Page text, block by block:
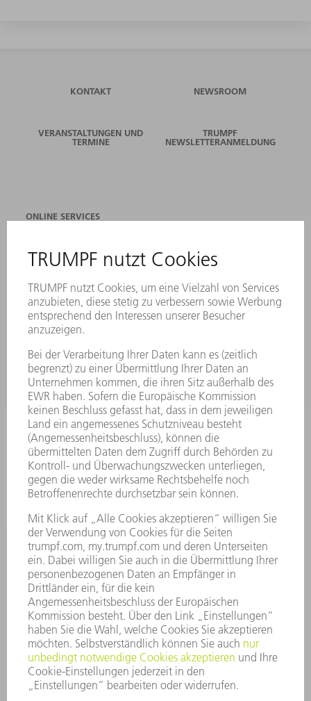
KONTAKT NEWSROOM
VERANSTALTUNGEN UND
TERMINE
TRUMPF
NEWSLETTERANMELDUNG
ONLINE SERVICES
STANDORTE
NEWSLETTER-ANMELDUNG
MYTRUMPF
SICHERHEITSDATENBLÄTTER
PRODUKTE
LASER
LEISTUNGSELEKTRONIK
ELEKTROWERKZEUGE
SMART FACTORY
SOFTWARE
SERVICES
ANWENDUNGEN
BRANCHEN
UNTERNEHMEN
KARRIERE
STELLENANGEBOTE
VORSTAND
GESCHÄFTSBERICHT
UNTERNEHMENSGRUNDSÄTZE
COMPLIANCE
HINWEISGEBERSYSTEM
SECURITY
PRESSEMITTEILUNGEN
MAGAZINE
LIEFERANTEN
NACHHALTIGKEIT
UMWELT & KLIMA
SOZIALES & GESELLSCHAFT
UNTERNEHMENSFÜHRUNG